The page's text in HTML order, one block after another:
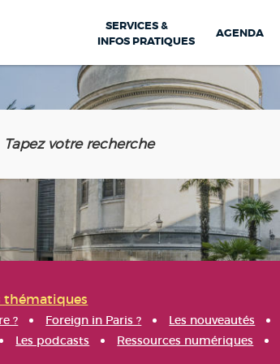
SERVICES &
INFOS PRATIQUES
AGENDA
thématiques
? Foreign in Paris ? Les nouveautés
Les podcasts Ressources numériques